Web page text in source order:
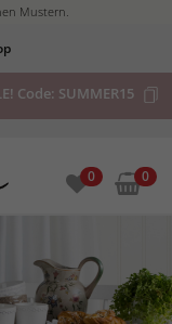
Mustern.
Code: SUMMER15
0 0